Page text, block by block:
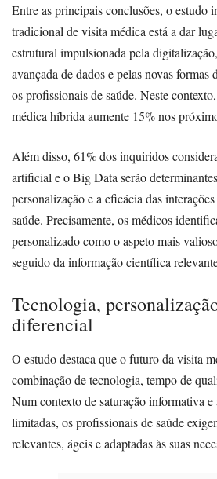
Entre as principais conclusões, o estudo
tradicional de visita médica está a dar
estrutural impulsionada pela
avançada de dados e pelas novas formas
os profissionais de saúde. Neste
médica híbrida aumente 15% nos
Além disso, 61% dos inquiridos
artificial e o Big Data serão
personalização e a eficácia das
saúde. Precisamente, os médicos
personalizado como o aspeto mais
seguido da informação científica
Tecnologia,
diferencial
O estudo destaca que o futuro da visita
combinação de tecnologia, tempo de
Num contexto de saturação informativa e
limitadas, os profissionais de saúde
relevantes, ágeis e adaptadas às suas